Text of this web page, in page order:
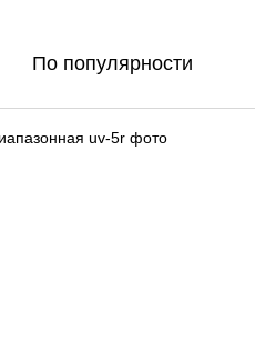
По популярности